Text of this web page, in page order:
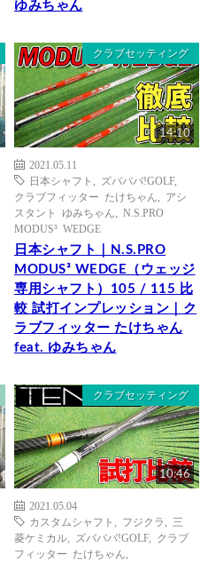
ゆみちゃん
クラブセッティング
14:10
2021.05.11
日本シャフト
ズバババ!GOLF,
クラブフィッター たけちゃん
アシ
スタント ゆみちゃん
N.S.PRO
MODUS³ WEDGE
日本シャフト｜N.S.PRO
MODUS³ WEDGE（ウェッジ
専用シャフト）105 / 115 比
較 試打インプレッション｜ク
ラブフィッター たけちゃん
feat. ゆみちゃん
クラブセッティング
10:46
2021.05.04
カスタムシャフト
フジクラ
三
菱ケミカル
ズバババ!GOLF, クラブ
フィッター たけちゃん